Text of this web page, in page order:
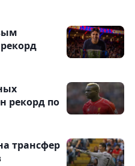
рекорд по
трансфер